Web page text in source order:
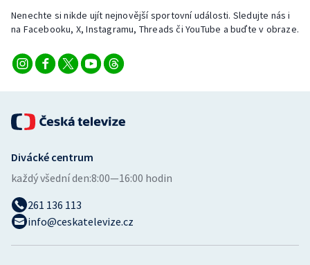
Nenechte si nikde ujít nejnovější sportovní události. Sledujte nás i
na Facebooku, X, Instagramu, Threads či YouTube a buďte v obraze.
Divácké centrum
každý všední den:8:00—16:00 hodin
261 136 113
info@ceskatelevize.cz